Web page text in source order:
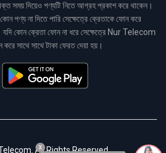
সময় দিয়েও পণ্যটি নিতে আগ্রহ প্রকাশ করে থাকেন।
পণ্য না দিতে পারি সেক্ষেত্রে ক্রেতাকে ফোন করে
যদি কোন ক্রেতা ফোন না ধরে সেক্ষেত্রে Nur Telecom
সাথে সাথে টাকা ফেরত দেয়া হয়।
All Rights Reserved.
x